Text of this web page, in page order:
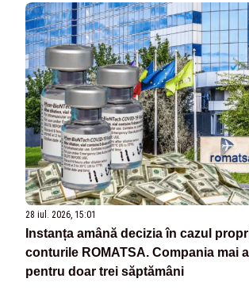
28 iul. 2026, 15:01
Instanța amână decizia în cazul
conturile ROMATSA. Compania mai
pentru doar trei săptămâni